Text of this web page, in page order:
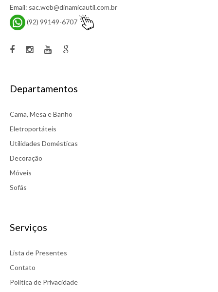
Email: sac.web@dinamicautil.com.br
(92) 99149-6707
Departamentos
Cama, Mesa e Banho
Eletroportáteis
Utilidades Domésticas
Decoração
Móveis
Sofás
Serviços
Lista de Presentes
Contato
Política de Privacidade